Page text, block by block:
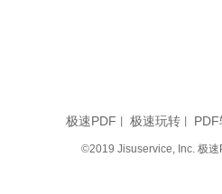
极速PDF 极速玩转
©2019 Jisuservice, Inc. 极